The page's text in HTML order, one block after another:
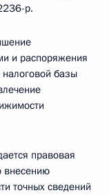
р.
и распоряжения
базы
правовая
внесению
точных сведений